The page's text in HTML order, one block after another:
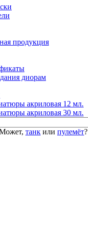
продукция
диорам
акриловая 12 мл.
акриловая 30 мл.
танк или пулемёт?